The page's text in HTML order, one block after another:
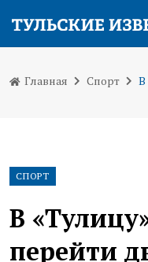
Главная Спорт
СПОРТ
В
перейти